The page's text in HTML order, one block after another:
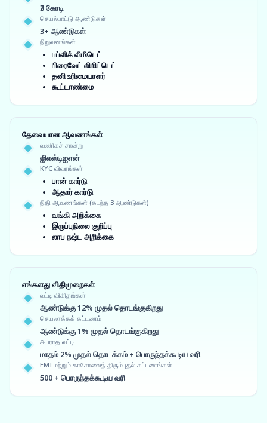
₹3 கோடி
செயல்பாட்டு ஆண்டுகள்
3+ ஆண்டுகள்
நிறுவனங்கள்
பப்ளிக் லிமிடெட்
பிரைவேட் லிமிட்டெட்
தனி உரிமையாளர்
கூட்டாண்மை
தேவையான ஆவணங்கள்
வணிகச் சான்று
ஜிஎஸ்டிஐஎன்
KYC விவரங்கள்
பான் கார்டு
ஆதார் கார்டு
நிதி ஆவணங்கள் (கடந்த 3 ஆண்டுகள்)
வங்கி அறிக்கை
இருப்புநிலை குறிப்பு
லாப நஷ்ட அறிக்கை
எங்களது விதிமுறைகள்
வட்டி விகிதங்கள்
ஆண்டுக்கு 12% முதல் தொடங்குகிறது
செயலாக்கக் கட்டணம்
ஆண்டுக்கு 1% முதல் தொடங்குகிறது
அபராத வட்டி
மாதம் 2% முதல் தொடக்கம் + பொருந்தக்கூடிய வரி
EMI மற்றும் காசோலைத் திரும்புதல் கட்டணங்கள்
500 + பொருந்தக்கூடிய வரி